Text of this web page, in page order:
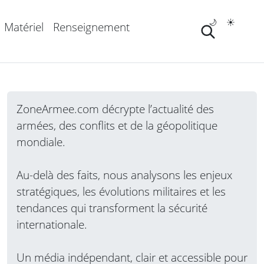
Matériel Renseignement ☀️
🌙
ZoneArmee.com décrypte l’actualité des
armées, des conflits et de la géopolitique
mondiale.
Au-delà des faits, nous analysons les enjeux
stratégiques, les évolutions militaires et les
tendances qui transforment la sécurité
internationale.
Un média indépendant, clair et accessible pour